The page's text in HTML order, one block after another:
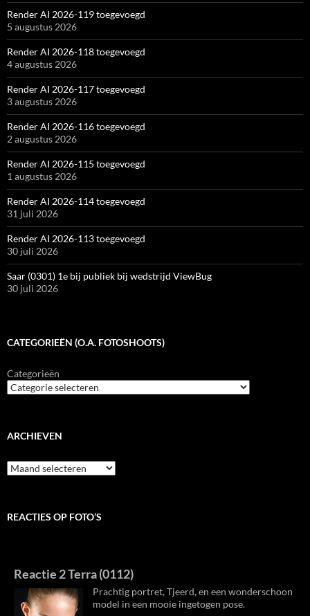
Render AI 2026-119 toegevoegd
5 augustus 2026
Render AI 2026-118 toegevoegd
4 augustus 2026
Render AI 2026-117 toegevoegd
3 augustus 2026
Render AI 2026-116 toegevoegd
2 augustus 2026
Render AI 2026-115 toegevoegd
1 augustus 2026
Render AI 2026-114 toegevoegd
31 juli 2026
Render AI 2026-113 toegevoegd
30 juli 2026
Saar (0301) 1e bij publiek bij wedstrijd ViewBug
30 juli 2026
CATEGORIEËN (O.A. FOTOSHOOTS)
Categorieën
ARCHIEVEN
Archieven
REACTIES OP FOTO’S
Reactie 2 Terra (0112)
Prachtig portret, Tjeerd, en een wonderschoon
model in een mooie ingetogen pose.